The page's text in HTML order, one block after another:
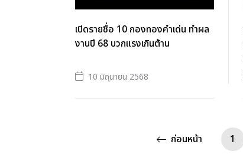
เปิดรายชื่อ 10 กองทองคำเด่น ทำผล
งานปี 68 บวกแรงเกินต้าน
10 มิถุนายน 2568
ก่อนหน้า 1